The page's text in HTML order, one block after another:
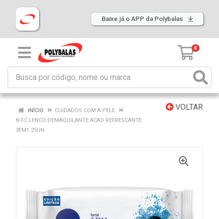
Baixe já o APP da Polybalas
0
VOLTAR
INÍCIO
CUIDADOS COM A PELE
N FC LENCO DEMAQUILANTE ACAO REFRESCANTE
3EM1 25UN